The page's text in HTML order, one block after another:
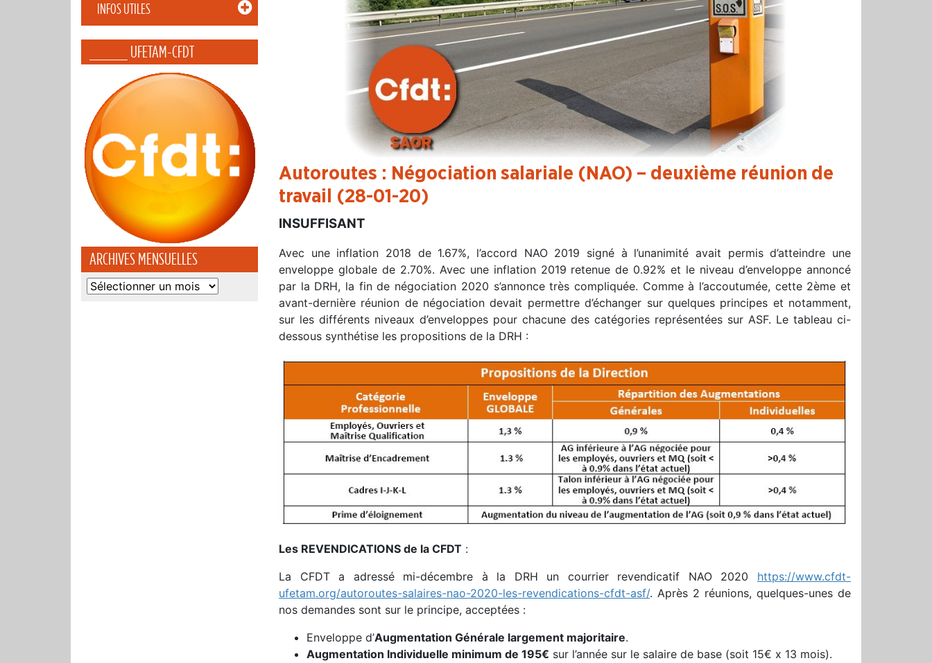
INFOS UTILES
_____ UFETAM-CFDT
ARCHIVES MENSUELLES
Archives
Autoroutes : Négociation salariale (NAO) – deuxième réunion de
travail (28-01-20)
INSUFFISANT
Avec une inflation 2018 de 1.67%, l’accord NAO 2019 signé à l’unanimité avait permis d’atteindre une
enveloppe globale de 2.70%. Avec une inflation 2019 retenue de 0.92% et le niveau d’enveloppe annoncé
par la DRH, la fin de négociation 2020 s’annonce très compliquée. Comme à l’accoutumée, cette 2ème et
avant-dernière réunion de négociation devait permettre d’échanger sur quelques principes et notamment,
sur les différents niveaux d’enveloppes pour chacune des catégories représentées sur ASF. Le tableau ci-
dessous synthétise les propositions de la DRH :
Les REVENDICATIONS de la CFDT :
La CFDT a adressé mi-décembre à la DRH un courrier revendicatif NAO 2020 https://www.cfdt-
ufetam.org/autoroutes-salaires-nao-2020-les-revendications-cfdt-asf/. Après 2 réunions, quelques-unes de
nos demandes sont sur le principe, acceptées :
Enveloppe d’Augmentation Générale largement majoritaire.
Augmentation Individuelle minimum de 195€ sur l’année sur le salaire de base (soit 15€ x 13 mois).